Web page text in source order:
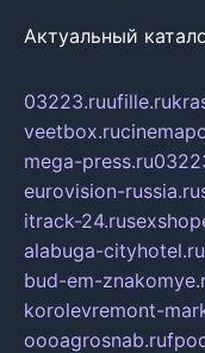
Актуальный
03223.ruufille.ru
veetbox.ru
mega-press.ru
eurovision-russia.ru
itrack-24.ru
alabuga-cityhotel.ru
bud-em-
korolevremont-
oooagrosnab.ru